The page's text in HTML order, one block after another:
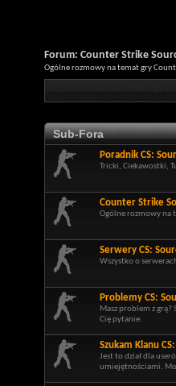
Forum: Counter Strike
Ogólne rozmowy na temat gry
Sub-Fora
Poradnik CS:
Tricki, Ciekawostki,
Counter Strike
Ogólne rozmowy na
Serwery CS:
Wszystko o
Problemy CS:
Masz problem z grą?
Cię pytanie.
Szukam Klanu
Jest to dział dla
umiejętnościami.